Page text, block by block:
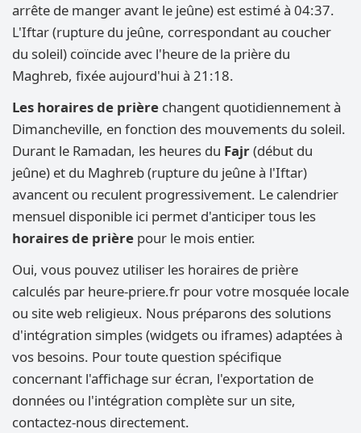
arrête de manger avant le jeûne) est estimé à 04:37.
L'Iftar (rupture du jeûne, correspondant au coucher
du soleil) coïncide avec l'heure de la prière du
Maghreb, fixée aujourd'hui à 21:18.
Les horaires de prière changent quotidiennement à
Dimancheville, en fonction des mouvements du soleil.
Durant le Ramadan, les heures du Fajr(début du
jeûne) et du Maghreb (rupture du jeûne à l'Iftar)
avancent ou reculent progressivement. Le calendrier
mensuel disponible ici permet d'anticiper tous les
horaires de prière pour le mois entier.
Oui, vous pouvez utiliser les horaires de prière
calculés par heure-priere.fr pour votre mosquée locale
ou site web religieux. Nous préparons des solutions
d'intégration simples (widgets ou iframes) adaptées à
vos besoins. Pour toute question spécifique
concernant l'affichage sur écran, l'exportation de
données ou l'intégration complète sur un site,
contactez-nous directement.